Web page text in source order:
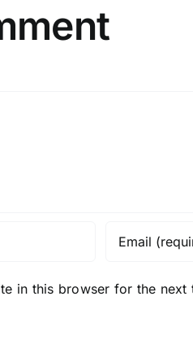
in this browser for the next